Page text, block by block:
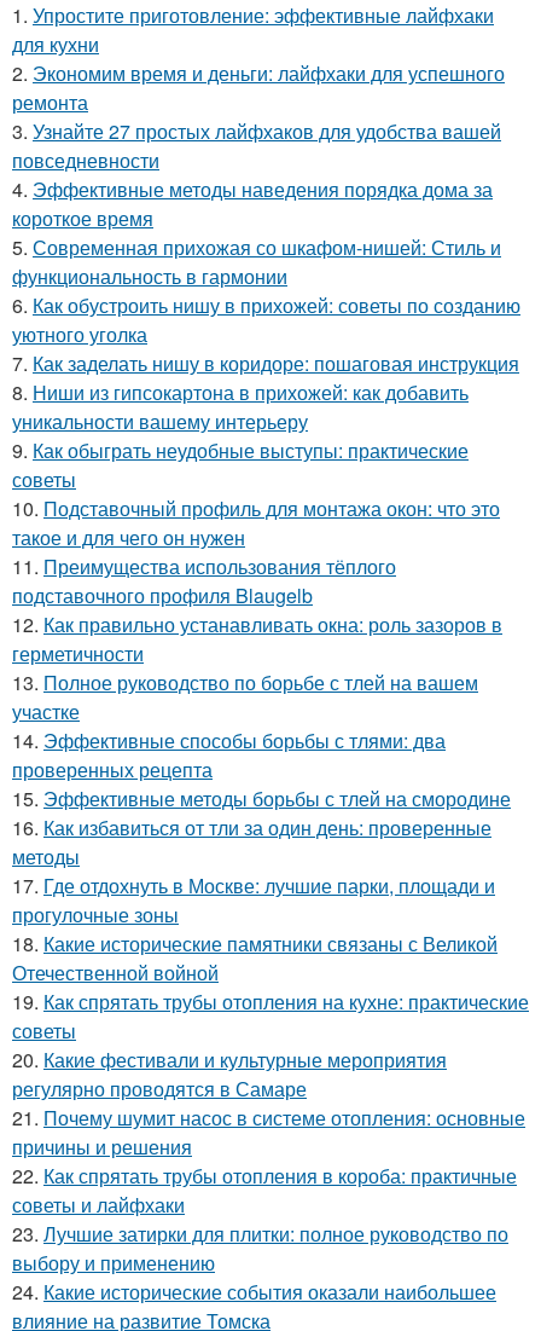
1. Упростите приготовление: эффективные лайфхаки
для кухни
2. Экономим время и деньги: лайфхаки для успешного
ремонта
3. Узнайте 27 простых лайфхаков для удобства вашей
повседневности
4. Эффективные методы наведения порядка дома за
короткое время
5. Современная прихожая со шкафом-нишей: Стиль и
функциональность в гармонии
6. Как обустроить нишу в прихожей: советы по созданию
уютного уголка
7. Как заделать нишу в коридоре: пошаговая инструкция
8. Ниши из гипсокартона в прихожей: как добавить
уникальности вашему интерьеру
9. Как обыграть неудобные выступы: практические
советы
10. Подставочный профиль для монтажа окон: что это
такое и для чего он нужен
11. Преимущества использования тёплого
подставочного профиля Blaugelb
12. Как правильно устанавливать окна: роль зазоров в
герметичности
13. Полное руководство по борьбе с тлей на вашем
участке
14. Эффективные способы борьбы с тлями: два
проверенных рецепта
15. Эффективные методы борьбы с тлей на смородине
16. Как избавиться от тли за один день: проверенные
методы
17. Где отдохнуть в Москве: лучшие парки, площади и
прогулочные зоны
18. Какие исторические памятники связаны с Великой
Отечественной войной
19. Как спрятать трубы отопления на кухне: практические
советы
20. Какие фестивали и культурные мероприятия
регулярно проводятся в Самаре
21. Почему шумит насос в системе отопления: основные
причины и решения
22. Как спрятать трубы отопления в короба: практичные
советы и лайфхаки
23. Лучшие затирки для плитки: полное руководство по
выбору и применению
24. Какие исторические события оказали наибольшее
влияние на развитие Томска